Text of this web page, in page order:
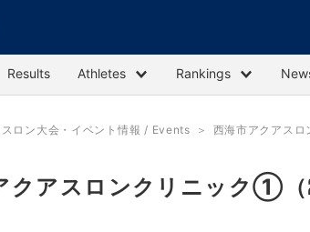
Results Athletes Rankings
スロン大会・イベント情報 / Events 西海市アクアス
クアスロンクリニック①（